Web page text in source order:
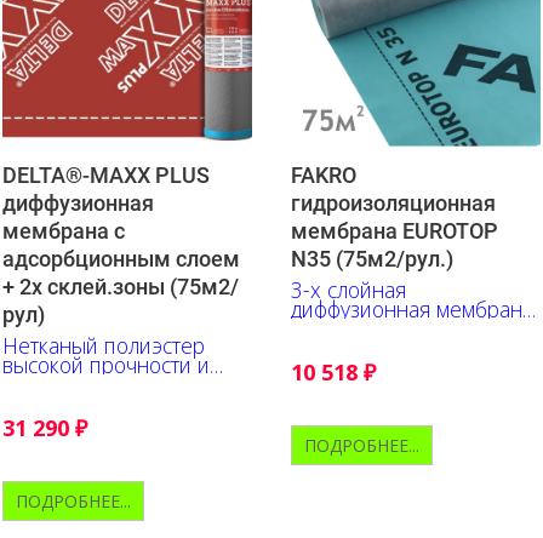
DELTA®-MAXX PLUS
диффузионная
мембрана с
адсорбционным слоем
+ 2х склей.зоны (75м2/
рул)
Нетканый полиэстер
высокой прочности и
паропроницаемое
термопластичного
полиуретана.
31 290 ₽
ПОДРОБНЕЕ...
FAKRO
гидроизоляционная
мембрана EUROTOP
N35 (75м2/рул.)
3-х слойная
диффузионная мембрана
из полипропилена
10 518 ₽
ПОДРОБНЕЕ...